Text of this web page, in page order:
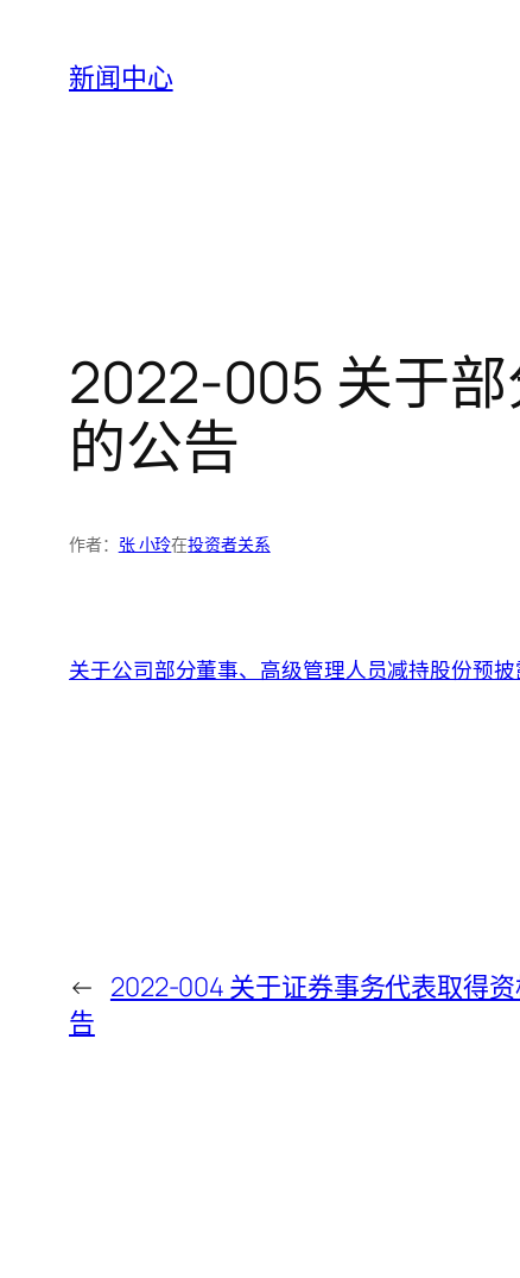
新闻中心
2022-005 关于
的公告
作者： 张 小玲在投资者关系
关于公司部分董事、高级管理人员减持股份预
← 2022-004 关于证券事务代表取得
告